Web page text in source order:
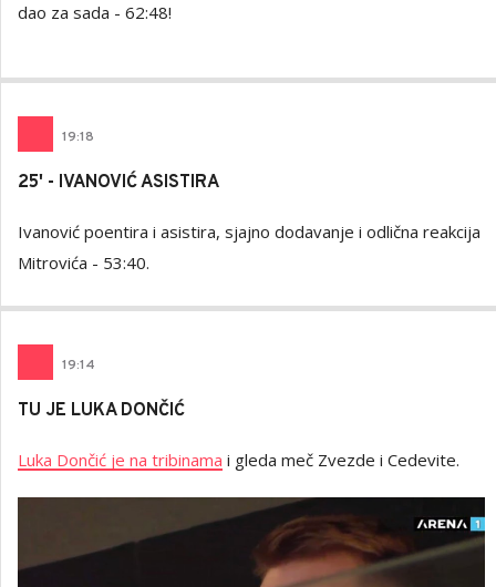
dao za sada - 62:48!
19:18
25' - IVANOVIĆ ASISTIRA
Ivanović poentira i asistira, sjajno dodavanje i odlična reakcija
Mitrovića - 53:40.
19:14
TU JE LUKA DONČIĆ
Luka Dončić je na tribinama i gleda meč Zvezde i Cedevite.